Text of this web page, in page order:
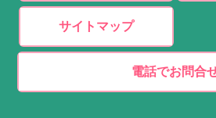
サイトマップ
電話でお問合